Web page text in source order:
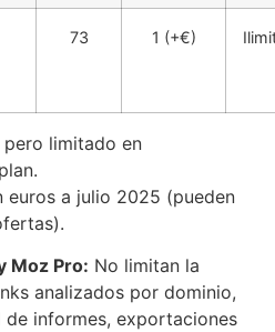
73 1 (+€)
limitado en
euros a julio 2025 (pueden
Moz Pro: No limitan la
analizados por dominio,
informes, exportaciones